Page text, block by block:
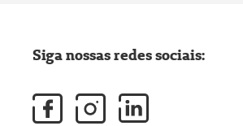
Siga nossas redes sociais: